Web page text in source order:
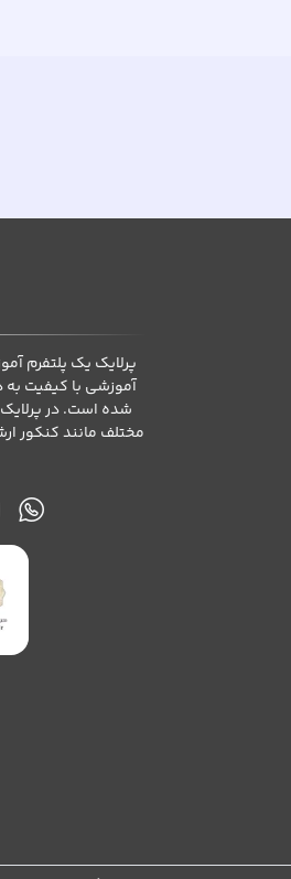
پرلایک یک پلتفرم
آموزشی با کیفیت
شده است. در
مختلف مانند کنکور